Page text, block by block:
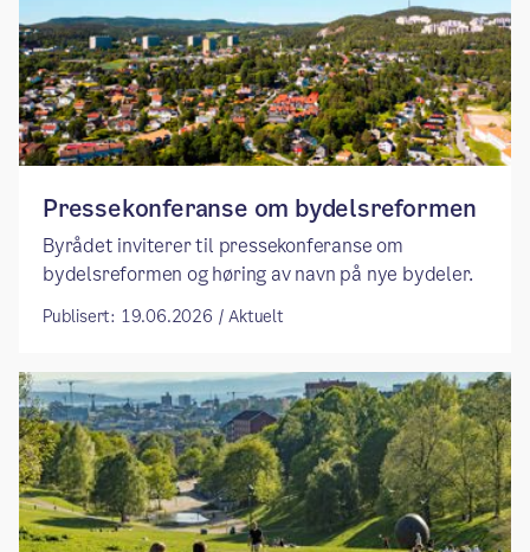
Pressekonferanse om bydelsreformen
Byrådet inviterer til pressekonferanse om
bydelsreformen og høring av navn på nye bydeler.
Publisert: 19.06.2026 / Aktuelt